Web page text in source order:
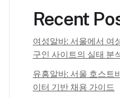
Recent
여성알바: 서울에서 여
구인 사이트의 실태 분
유흥알바: 서울 호스트
이터 기반 채용 가이드